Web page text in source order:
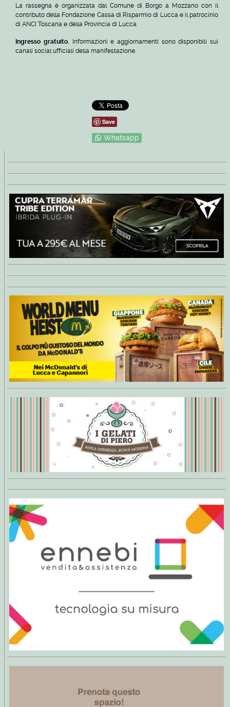
La rassegna è organizzata dal Comune di Borgo a Mozzano con il
contributo della Fondazione Cassa di Risparmio di Lucca e il patrocinio
di ANCI Toscana e della Provincia di Lucca.
Ingresso gratuito.
Informazioni e aggiornamenti sono disponibili sui
canali social ufficiali della manifestazione.
Save
Whatsapp